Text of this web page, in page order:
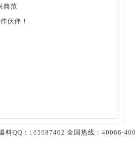
典范
伙伴！
QQ：165687462 全国热线：40066-